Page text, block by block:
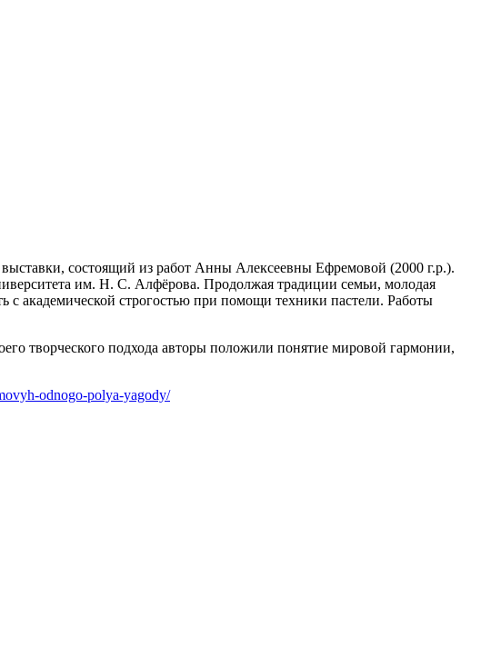
состоящий из работ Анны Алексеевны Ефремовой (2000 г.р.).
им. Н. С. Алфёрова. Продолжая традиции семьи, молодая
с академической строгостью при помощи техники пастели. Работы
творческого подхода авторы положили понятие мировой гармонии,
odnogo-polya-yagody/